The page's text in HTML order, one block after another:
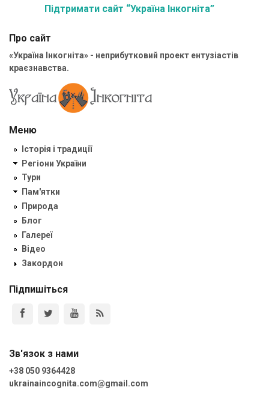
Підтримати сайт “Україна Інкогніта”
Про сайт
«Україна Інкогніта» - неприбутковий проект ентузіастів
краєзнавства.
Меню
Історія і традиції
Регіони України
Тури
Пам'ятки
Природа
Блог
Галереї
Відео
Закордон
Підпишіться
Зв'язок з нами
+38 050 9364428
ukrainaincognita.com@gmail.com